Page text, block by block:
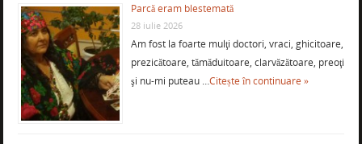
Parcă eram blestemată
28 iulie 2026
Am fost la foarte mulţi doctori, vraci, ghicitoare,
prezicătoare, tămăduitoare, clarvăzătoare, preoţi
şi nu-mi puteau …Citește în continuare »